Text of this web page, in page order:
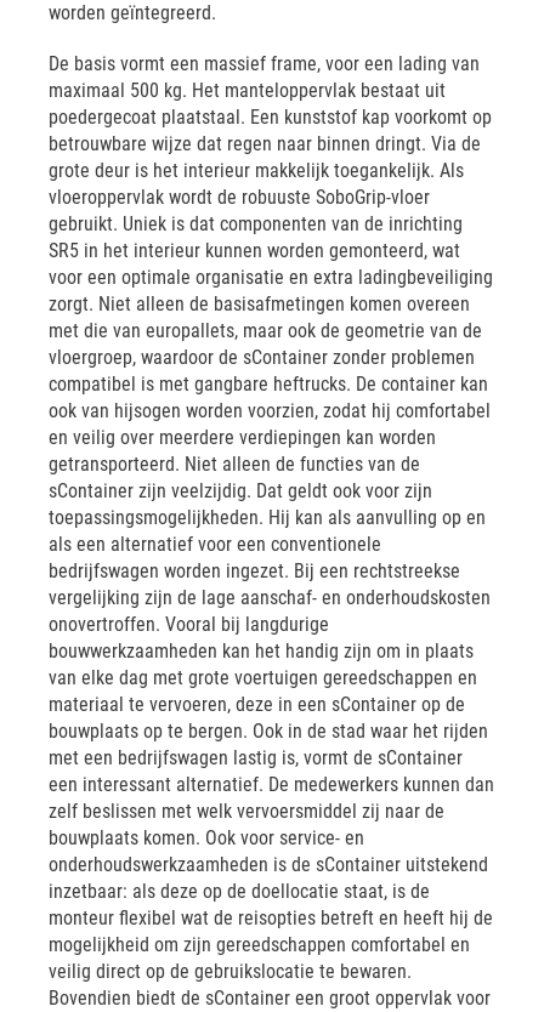
worden geïntegreerd.
De basis vormt een massief frame, voor een lading van
maximaal 500 kg. Het manteloppervlak bestaat uit
poedergecoat plaatstaal. Een kunststof kap voorkomt op
betrouwbare wijze dat regen naar binnen dringt. Via de
grote deur is het interieur makkelijk toegankelijk. Als
vloeroppervlak wordt de robuuste SoboGrip-vloer
gebruikt. Uniek is dat componenten van de inrichting
SR5 in het interieur kunnen worden gemonteerd, wat
voor een optimale organisatie en extra ladingbeveiliging
zorgt. Niet alleen de basisafmetingen komen overeen
met die van europallets, maar ook de geometrie van de
vloergroep, waardoor de sContainer zonder problemen
compatibel is met gangbare heftrucks. De container kan
ook van hijsogen worden voorzien, zodat hij comfortabel
en veilig over meerdere verdiepingen kan worden
getransporteerd. Niet alleen de functies van de
sContainer zijn veelzijdig. Dat geldt ook voor zijn
toepassingsmogelijkheden. Hij kan als aanvulling op en
als een alternatief voor een conventionele
bedrijfswagen worden ingezet. Bij een rechtstreekse
vergelijking zijn de lage aanschaf- en onderhoudskosten
onovertroffen. Vooral bij langdurige
bouwwerkzaamheden kan het handig zijn om in plaats
van elke dag met grote voertuigen gereedschappen en
materiaal te vervoeren, deze in een sContainer op de
bouwplaats op te bergen. Ook in de stad waar het rijden
met een bedrijfswagen lastig is, vormt de sContainer
een interessant alternatief. De medewerkers kunnen dan
zelf beslissen met welk vervoersmiddel zij naar de
bouwplaats komen. Ook voor service- en
onderhoudswerkzaamheden is de sContainer uitstekend
inzetbaar: als deze op de doellocatie staat, is de
monteur flexibel wat de reisopties betreft en heeft hij de
mogelijkheid om zijn gereedschappen comfortabel en
veilig direct op de gebruikslocatie te bewaren.
Bovendien biedt de sContainer een groot oppervlak voor